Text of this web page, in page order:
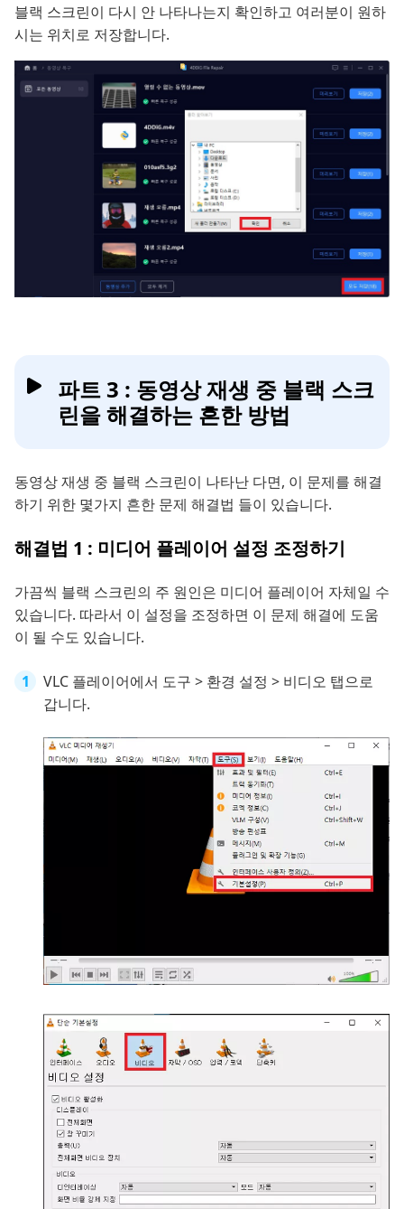
블랙 스크린이 다시 안 나타나는지 확인하고 여러분이 원하
시는 위치로 저장합니다.
파트 3 : 동영상 재생 중 블랙 스크
린을 해결하는 흔한 방법
동영상 재생 중 블랙 스크린이 나타난 다면, 이 문제를 해결
하기 위한 몇가지 흔한 문제 해결법 들이 있습니다.
해결법 1 : 미디어 플레이어 설정 조정하기
가끔씩 블랙 스크린의 주 원인은 미디어 플레이어 자체일 수
있습니다. 따라서 이 설정을 조정하면 이 문제 해결에 도움
이 될 수도 있습니다.
VLC 플레이어에서 도구 > 환경 설정 > 비디오 탭으로
갑니다.